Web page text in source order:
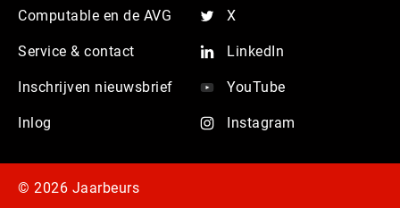
Computable en de AVG
Service & contact
Inschrijven nieuwsbrief
Inlog
X
LinkedIn
YouTube
Instagram
© 2026 Jaarbeurs